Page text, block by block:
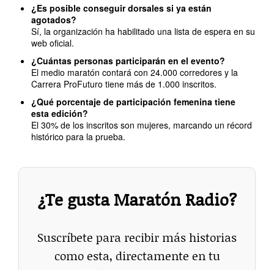
¿Es posible conseguir dorsales si ya están
agotados?
Sí, la organización ha habilitado una lista de espera en su
web oficial.
¿Cuántas personas participarán en el evento?
El medio maratón contará con 24.000 corredores y la
Carrera ProFuturo tiene más de 1.000 inscritos.
¿Qué porcentaje de participación femenina tiene
esta edición?
El 30% de los inscritos son mujeres, marcando un récord
histórico para la prueba.
¿Te gusta Maratón Radio?
Suscríbete para recibir más historias
como esta, directamente en tu